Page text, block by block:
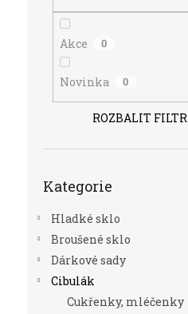
Akce 0
Novinka 0
ROZBALIT FILTR
kategorie
Kategorie
Hladké sklo
Broušené sklo
Dárkové sady
Cibulák
Cukřenky, mléčenky